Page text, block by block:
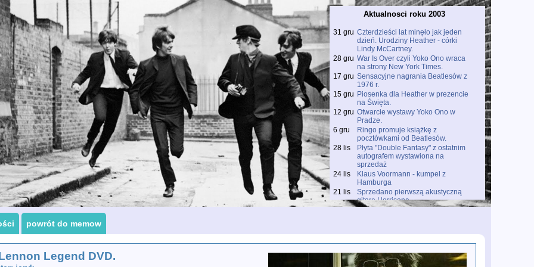
Aktualnosci roku 2003
31 gru Czterdzieści lat minęło jak jeden
dzień. Urodziny Heather - córki
Lindy McCartney.
28 gru War Is Over czyli Yoko Ono wraca
na strony New York Times.
17 gru Sensacyjne nagrania Beatlesów z
1976 r.
15 gru Piosenka dla Heather w prezencie
na Święta.
12 gru Otwarcie wystawy Yoko Ono w
Pradze.
6 gru
Ringo promuje książkę z
pocztówkami od Beatlesów.
28 lis
Płyta "Double Fantasy" z ostatnim
autografem wystawiona na
sprzedaż
24 lis
Klaus Voormann - kumpel z
Hamburga
21 lis
Sprzedano pierwszą akustyczną
gitarę Harrisona
18 lis
Premiera DVD Lennon Legend: The
Very Best of John Lennon
18 lis
Wieczór z Geoff'em Bakerem -
rzecznikiem prasowym Paula
powrót do memow
Legend DVD.